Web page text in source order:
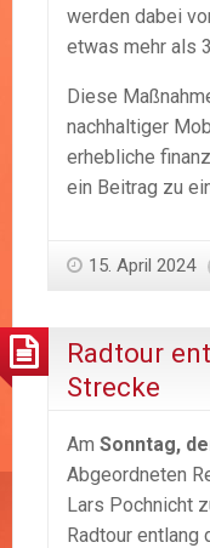
werden dabei
etwas mehr als
Diese
nachhaltiger
erhebliche
ein Beitrag zu
15. April 2024
Radtour
Strecke
Am Sonntag,
Abgeordneten
Lars Pochnicht
Radtour entlang